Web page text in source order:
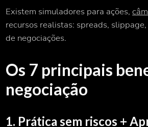
Existem simuladores para ações,
recursos realistas: spreads,
de negociações.
Os 7 principais
negociação
1. Prática sem riscos +